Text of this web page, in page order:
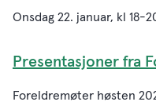
Onsdag 22. januar, kl 18-
Presentasjoner fra
Foreldremøter høsten